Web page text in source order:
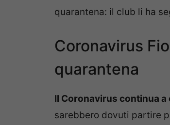
quarantena: il club li ha
Coronavirus
quarantena
Il Coronavirus continua a
sarebbero dovuti partire